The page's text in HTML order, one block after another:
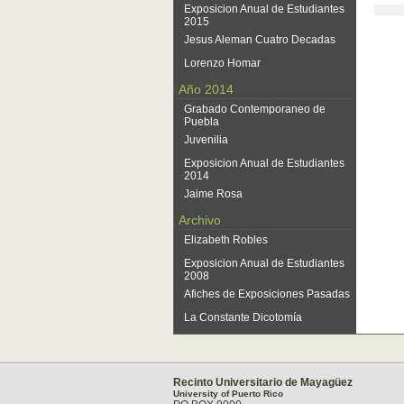
Exposicion Anual de Estudiantes
2015
Jesus Aleman Cuatro Decadas
Lorenzo Homar
Año 2014
Grabado Contemporaneo de
Puebla
Juvenilia
Exposicion Anual de Estudiantes
2014
Jaime Rosa
Archivo
Elizabeth Robles
Exposicion Anual de Estudiantes
2008
Afiches de Exposiciones Pasadas
La Constante Dicotomía
Recinto Universitario de Mayagüez
University of Puerto Rico